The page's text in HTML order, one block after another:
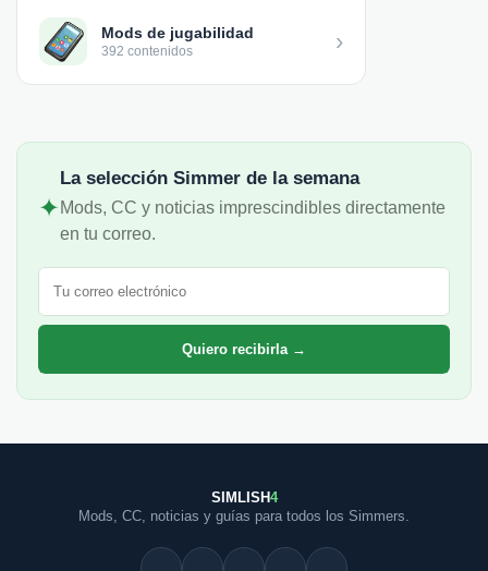
Mods de jugabilidad
392 contenidos ›
✦
La selección Simmer de la semana
Mods, CC y noticias imprescindibles directamente
en tu correo.
Correo electrónico
Quiero recibirla →
SIMLISH4
Mods, CC, noticias y guías para todos los Simmers.